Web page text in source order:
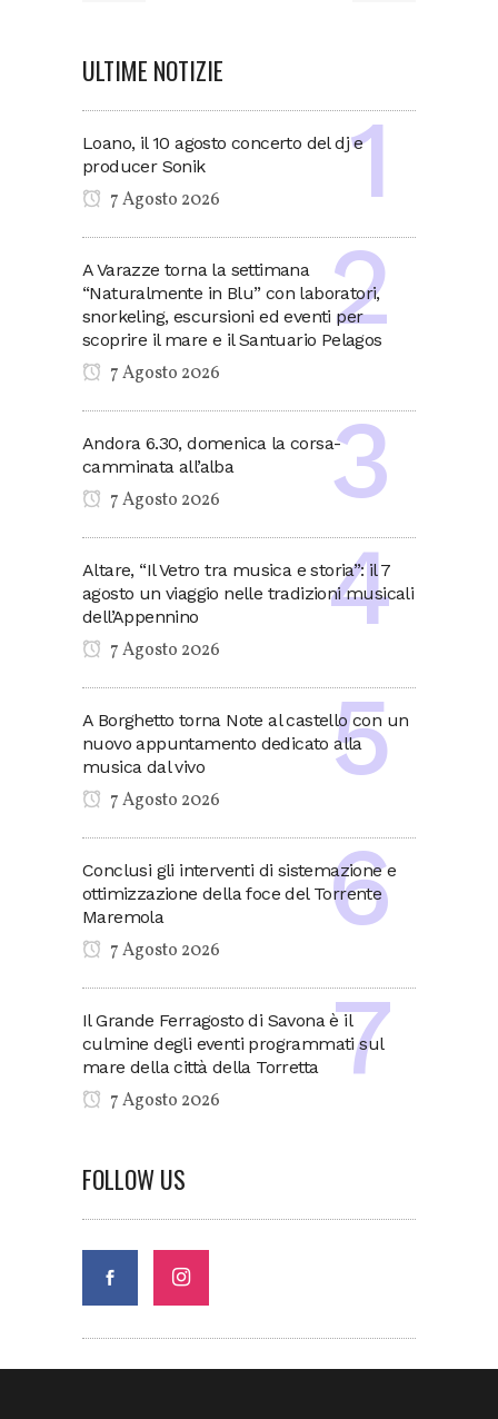
ULTIME NOTIZIE
Loano, il 10 agosto concerto del dj e
producer Sonik
7 Agosto 2026
A Varazze torna la settimana
“Naturalmente in Blu” con laboratori,
snorkeling, escursioni ed eventi per
scoprire il mare e il Santuario Pelagos
7 Agosto 2026
Andora 6.30, domenica la corsa-
camminata all’alba
7 Agosto 2026
Altare, “Il Vetro tra musica e storia”: il 7
agosto un viaggio nelle tradizioni musicali
dell’Appennino
7 Agosto 2026
A Borghetto torna Note al castello con un
nuovo appuntamento dedicato alla
musica dal vivo
7 Agosto 2026
Conclusi gli interventi di sistemazione e
ottimizzazione della foce del Torrente
Maremola
7 Agosto 2026
Il Grande Ferragosto di Savona è il
culmine degli eventi programmati sul
mare della città della Torretta
7 Agosto 2026
FOLLOW US